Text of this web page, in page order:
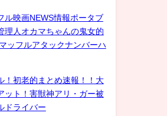
ル映画NEWS情報ポータブ
理人オカマちゃんの鬼女的
ッフルアタックナンバーハ
！初老的まとめ速報！！大
ット！害獣神アリ・ガー被
ドライバー